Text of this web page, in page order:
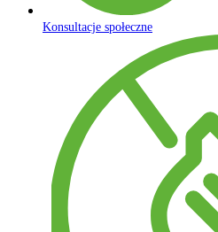
Konsultacje społeczne